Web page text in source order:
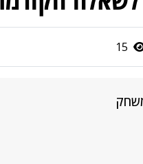
15
משחק